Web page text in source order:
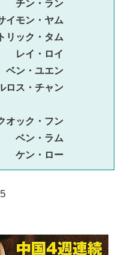
　チン・ラン
イモン・ヤム
リック・タム
　レイ・ロイ
ベン・ユエン
ロス・チャン
オック・フン
　ベン・ラム
　ケン・ロー